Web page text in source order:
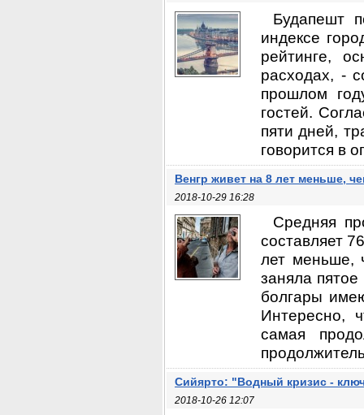
Будапешт
индексе
рейтинге,
расходах, -
прошлом
гостей.
пяти дней,
говорится в
Венгр живет на 8 лет меньше,
2018-10-29 16:28
Средняя
составляет
лет меньше,
заняла
болгары
Интересно,
самая
Сийярто: "Водный кризис -
2018-10-26 12:07